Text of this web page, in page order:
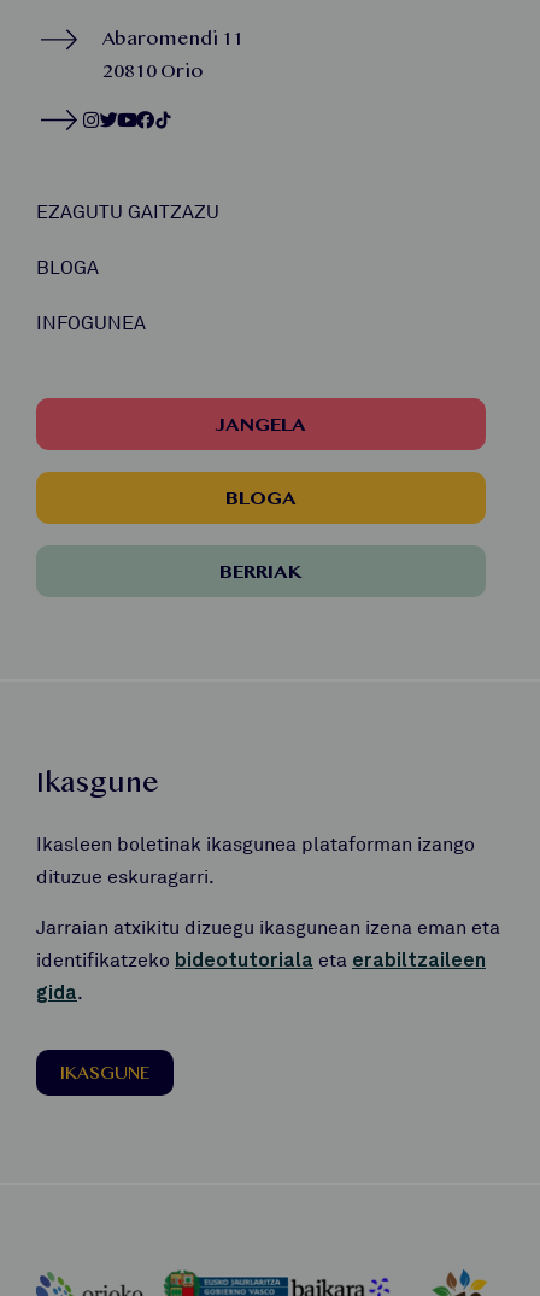
Abaromendi 11
20810 Orio
EZAGUTU GAITZAZU
BLOGA
INFOGUNEA
JANGELA
BLOGA
BERRIAK
Ikasgune
Ikasleen boletinak ikasgunea plataforman izango
dituzue eskuragarri.
Jarraian atxikitu dizuegu ikasgunean izena eman eta
identifikatzeko bideotutoriala eta erabiltzaileen
gida.
IKASGUNE